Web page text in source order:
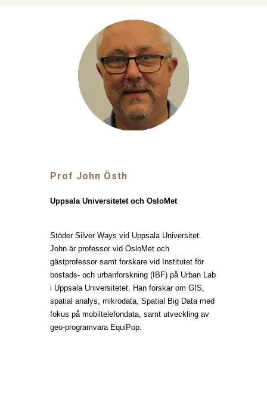
Prof John Östh
Uppsala Universitetet och OsloMet
Stöder Silver Ways vid Uppsala Universitet.
John är professor vid OsloMet och
gästprofessor samt forskare vid Institutet för
bostads- och urbanforskning (IBF) på Urban Lab
i Uppsala Universitetet. Han forskar om GIS,
spatial analys, mikrodata, Spatial Big Data med
fokus på mobiltelefondata, samt utveckling av
geo-programvara EquiPop.